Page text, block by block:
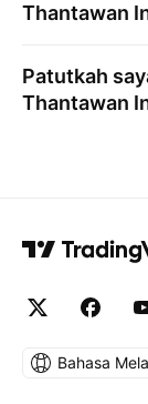
Thantawan
Patutkah
Thantawan
Bahasa